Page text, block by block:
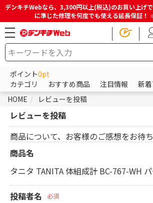
デンキチWebなら、3,300円以上(税込)のお買い上げ
に準じた修理を何度でも使える延長保証！
ポイント0pt
カテゴリ
おすすめ商品 注目情報 新
HOME
レビューを投稿
レビューを投稿
商品について、お客様のご感想をお待ち
商品名
タニタ TANITA 体組成計 BC-767-WH
投稿者名 必須